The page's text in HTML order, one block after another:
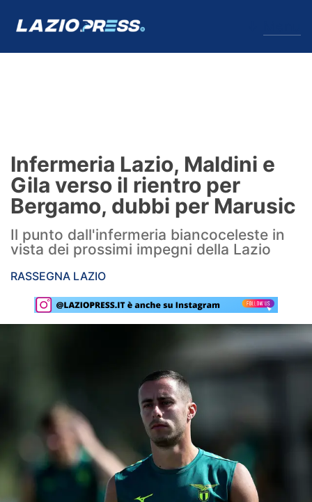
Formello
Infortuni
Primavera
Calciomercato
Lazio Women
Serie A
Champions League
Europa League
Infermeria Lazio, Maldini e
Gila verso il rientro per
Bergamo, dubbi per Marusic
Il punto dall'infermeria biancoceleste in
vista dei prossimi impegni della Lazio
RASSEGNA LAZIO